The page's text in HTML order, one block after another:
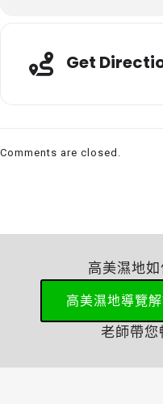
Get
Comments are closed.
高美濕地
高美濕地導覽
老師帶您